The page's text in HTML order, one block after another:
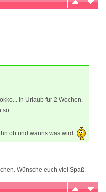
in Urlaub für 2 Wochen.
ob und wanns was wird.
Wünsche euch viel Spaß.